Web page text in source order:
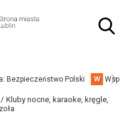
Bezpieczeństwo Polski W
Kluby nocne, karaoke, kręgle,